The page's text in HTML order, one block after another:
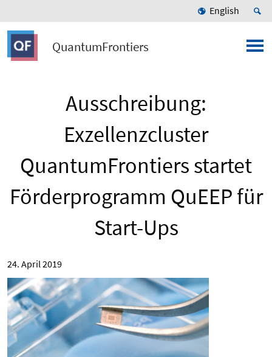
English
QuantumFrontiers
Ausschreibung:
Exzellenzcluster
QuantumFrontiers startet
Förderprogramm QuEEP für
Start-Ups
24. April 2019